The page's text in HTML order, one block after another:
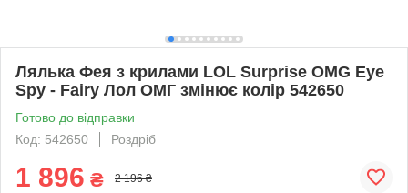
Лялька Фея з крилами LOL Surprise OMG Eye
Spy - Fairy Лол ОМГ змінює колір 542650
Готово до відправки
Код: 542650
Роздріб
1 896 ₴ 2 196 ₴